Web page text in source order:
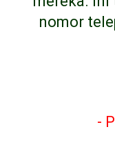
nomor
-